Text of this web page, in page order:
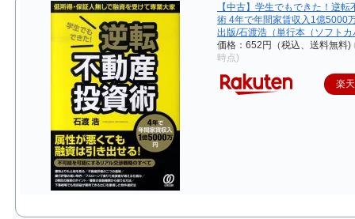
【中古】学生でもできた！逆転
術 4年で年間家賃収入1億5000
出版/石渡浩（単行本（ソフト
価格：652円（税込、送料無料)
時点)
楽